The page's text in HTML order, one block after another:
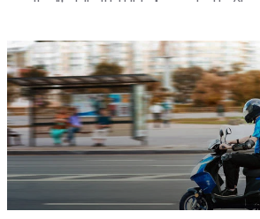
εσωτερικό και στα παράλια και
βαθμούς στα ψηλότερα ορεινά.
ανατολικά παράλια, γύρω στους 32
βόρεια παράλια και γύρω στους 29
ψηλότερα ορεινά.